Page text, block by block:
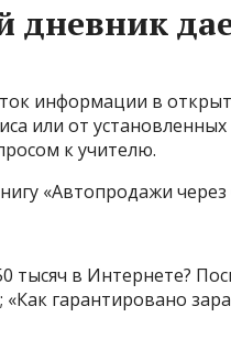
дневник
информации в
или от
к учителю.
«Автопродажи через
тысяч в Интернете?
гарантировано